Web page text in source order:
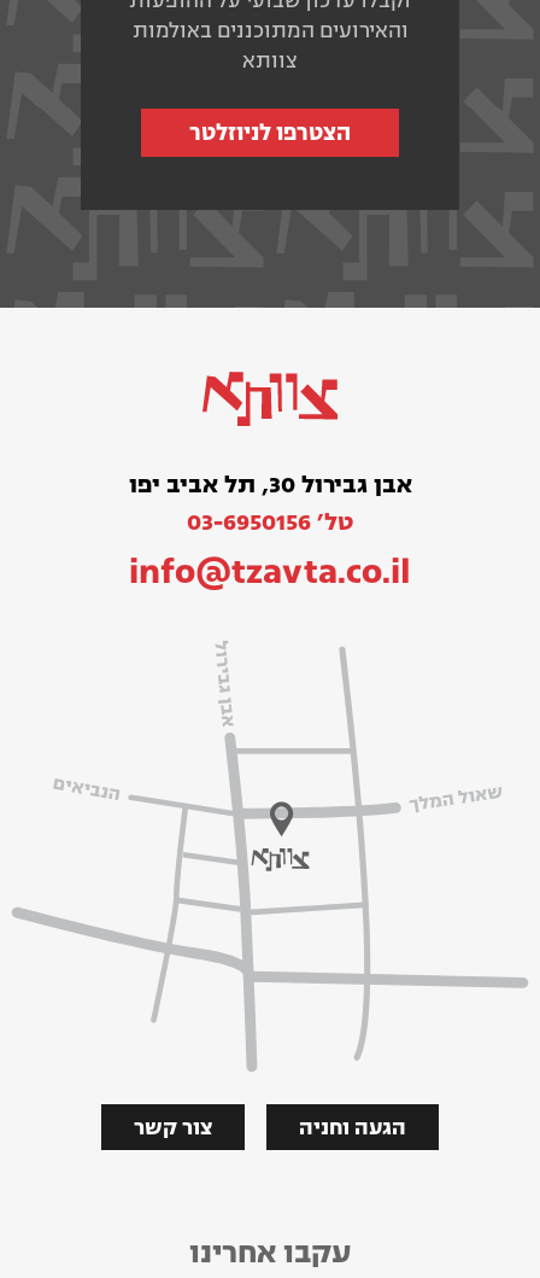
והאירועים המתוכננים באולמות
צוותא
הצטרפו לניוזלטר
אבן גבירול 30, תל אביב יפו
טל׳ 03-6950156
info@tzavta.co.il
צור קשר הגעה וחניה
עקבו אחרינו